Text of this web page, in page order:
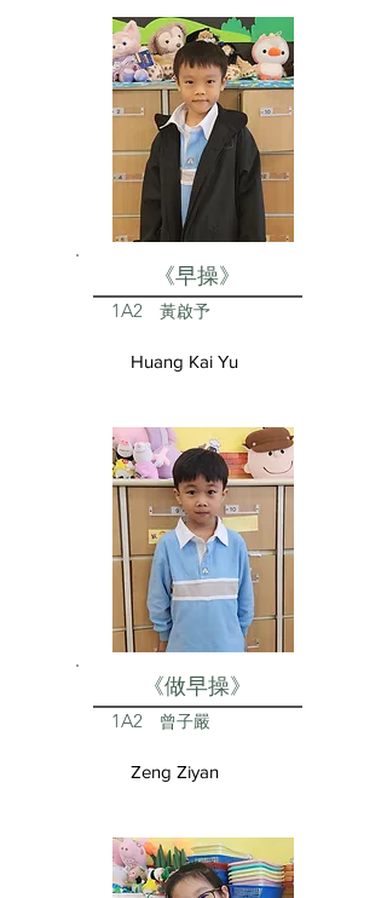
《早操》
1A2 黃啟予
Huang Kai Yu
《做早操》
1A2 曾子嚴
Zeng Ziyan